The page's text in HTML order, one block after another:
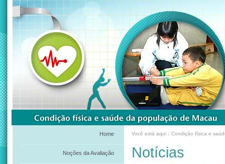
Home
Noções da Avaliação
Você está aqui：Condição física e
Notícias